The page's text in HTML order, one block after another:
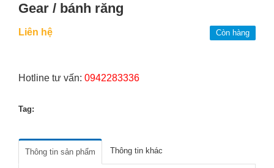
Gear / bánh răng
Liên hệ Còn hàng
Hotline tư vấn: 0942283336
Tag:
Thông tin sản phẩm Thông tin khác